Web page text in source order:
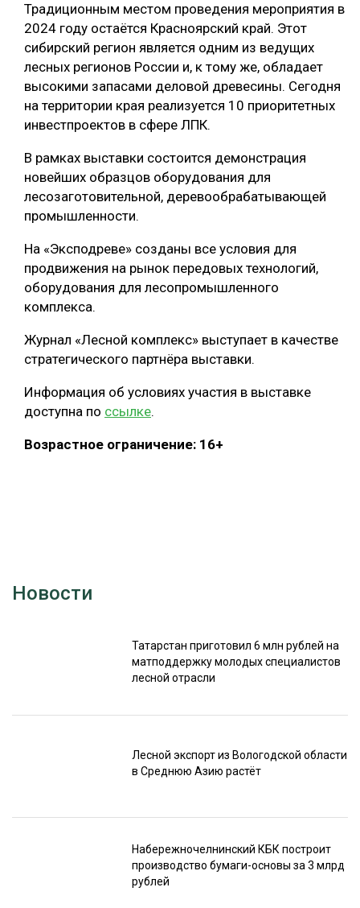
МЕБЕЛЬНОЕ ПРОИЗВОДСТВО
Традиционным местом проведения мероприятия в
2024 году остаётся Красноярский край. Этот
сибирский регион является одним из ведущих
лесных регионов России и, к тому же, обладает
высокими запасами деловой древесины. Сегодня
на территории края реализуется 10 приоритетных
инвестпроектов в сфере ЛПК.
В рамках выставки состоится демонстрация
новейших образцов оборудования для
лесозаготовительной, деревообрабатывающей
промышленности.
На «Эксподреве» созданы все условия для
продвижения на рынок передовых технологий,
оборудования для лесопромышленного
комплекса.
Журнал «Лесной комплекс» выступает в качестве
стратегического партнёра выставки.
Информация об условиях участия в выставке
доступна по ссылке.
Возрастное ограничение: 16+
Новости
Татарстан приготовил 6 млн рублей на
матподдержку молодых специалистов
лесной отрасли
Лесной экспорт из Вологодской области
в Среднюю Азию растёт
Набережночелнинский КБК построит
производство бумаги-основы за 3 млрд
рублей